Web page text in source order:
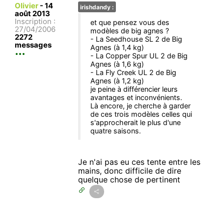
Olivier - 14
août 2013
Inscription :
27/04/2006
2272
messages
irishdandy :
et que pensez vous des
modèles de big agnes ?
- La Seedhouse SL 2 de Big
Agnes (à 1,4 kg)
- La Copper Spur UL 2 de Big
Agnes (à 1,6 kg)
- La Fly Creek UL 2 de Big
Agnes (à 1,2 kg)
je peine à différencier leurs
avantages et inconvénients.
Là encore, je cherche à garder
de ces trois modèles celles qui
s'approcherait le plus d'une
quatre saisons.
Je n'ai pas eu ces tente entre les
mains, donc difficile de dire
quelque chose de pertinent